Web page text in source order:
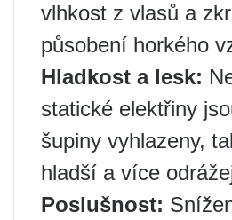
vlhkost z vlasů a
působení horkého
Hladkost a lesk:
statické elektřiny
šupiny vyhlazeny,
hladší a více
Poslušnost: